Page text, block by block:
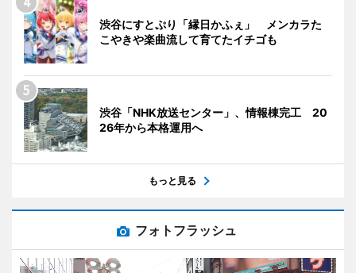
渋谷にすとぷり「縁日かふぇ」 メンカラた
こやきや楽曲流して育てたイチゴも
渋谷「NHK放送センター」、情報棟完工 20
26年から本格運用へ
もっと見る
フォトフラッシュ